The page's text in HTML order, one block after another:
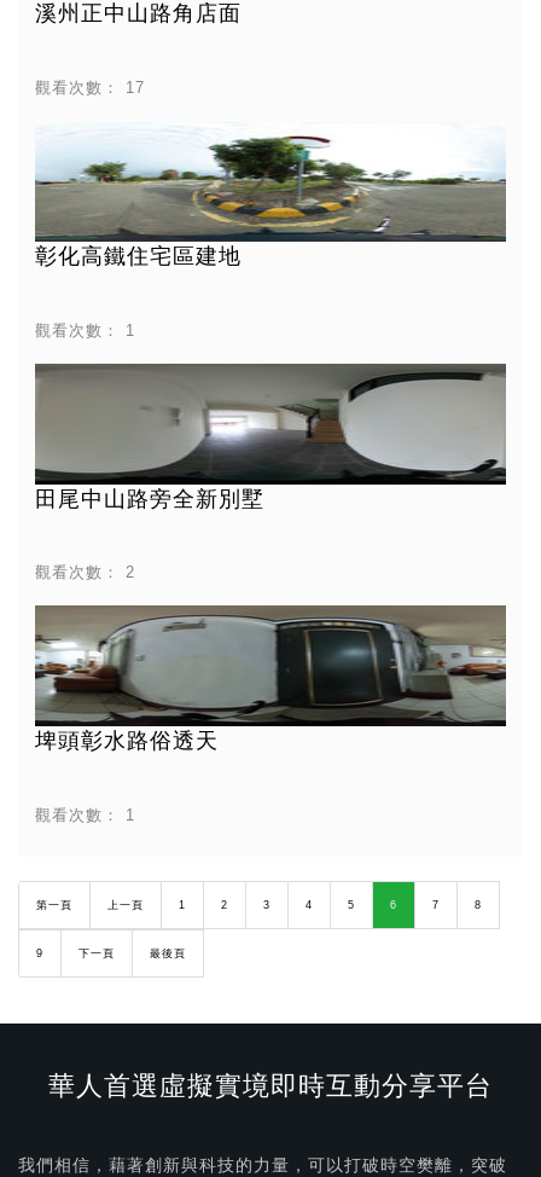
溪州正中山路角店面
觀看次數： 17
彰化高鐵住宅區建地
觀看次數： 1
田尾中山路旁全新別墅
觀看次數：2
埤頭彰水路俗透天
觀看次數： 1
第一頁 上一頁 1 2 3 4 5 6 7 8
9 下一頁 最後頁
華人首選虛擬實境即時互動分享平台
我們相信，藉著創新與科技的力量，可以打破時空樊離，突破